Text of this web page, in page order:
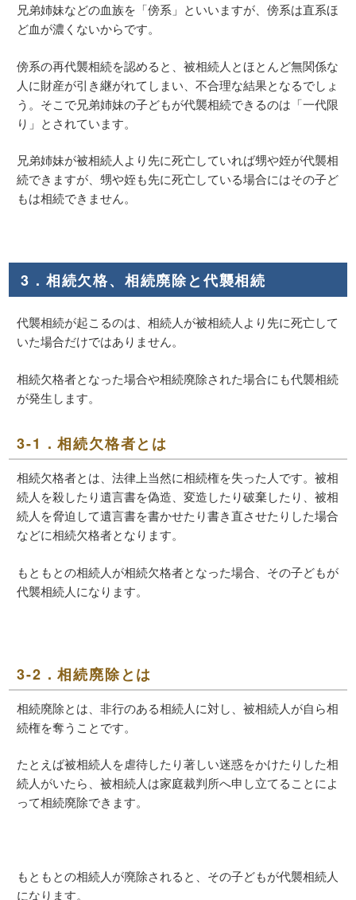
兄弟姉妹などの血族を「傍系」といいますが、傍系は直系ほ
ど血が濃くないからです。
傍系の再代襲相続を認めると、被相続人とほとんど無関係な
人に財産が引き継がれてしまい、不合理な結果となるでしょ
う。そこで兄弟姉妹の子どもが代襲相続できるのは「一代限
り」とされています。
兄弟姉妹が被相続人より先に死亡していれば甥や姪が代襲相
続できますが、甥や姪も先に死亡している場合にはその子ど
もは相続できません。
3．相続欠格、相続廃除と代襲相続
代襲相続が起こるのは、相続人が被相続人より先に死亡して
いた場合だけではありません。
相続欠格者となった場合や相続廃除された場合にも代襲相続
が発生します。
3-1．相続欠格者とは
相続欠格者とは、法律上当然に相続権を失った人です。被相
続人を殺したり遺言書を偽造、変造したり破棄したり、被相
続人を脅迫して遺言書を書かせたり書き直させたりした場合
などに相続欠格者となります。
もともとの相続人が相続欠格者となった場合、その子どもが
代襲相続人になります。
3-2．相続廃除とは
相続廃除とは、非行のある相続人に対し、被相続人が自ら相
続権を奪うことです。
たとえば被相続人を虐待したり著しい迷惑をかけたりした相
続人がいたら、被相続人は家庭裁判所へ申し立てることによ
って相続廃除できます。
もともとの相続人が廃除されると、その子どもが代襲相続人
になります。